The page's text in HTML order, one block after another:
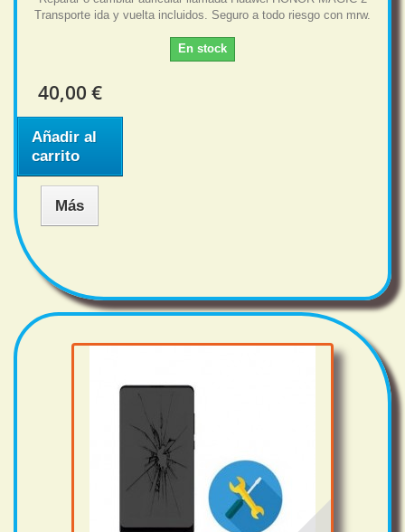
Transporte ida y vuelta incluidos. Seguro a todo riesgo con mrw.
En stock
40,00 €
Añadir al
carrito
Más